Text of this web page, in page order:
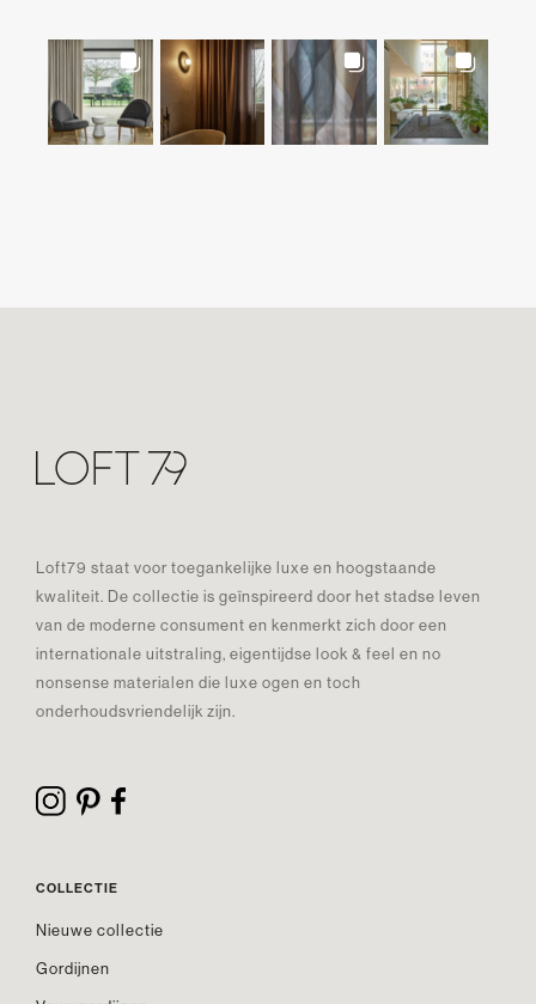
Loft79 staat voor toegankelijke luxe en hoogstaande
kwaliteit. De collectie is geïnspireerd door het stadse leven
van de moderne consument en kenmerkt zich door een
internationale uitstraling, eigentijdse look & feel en no
nonsense materialen die luxe ogen en toch
onderhoudsvriendelijk zijn.
COLLECTIE
Nieuwe collectie
Gordijnen